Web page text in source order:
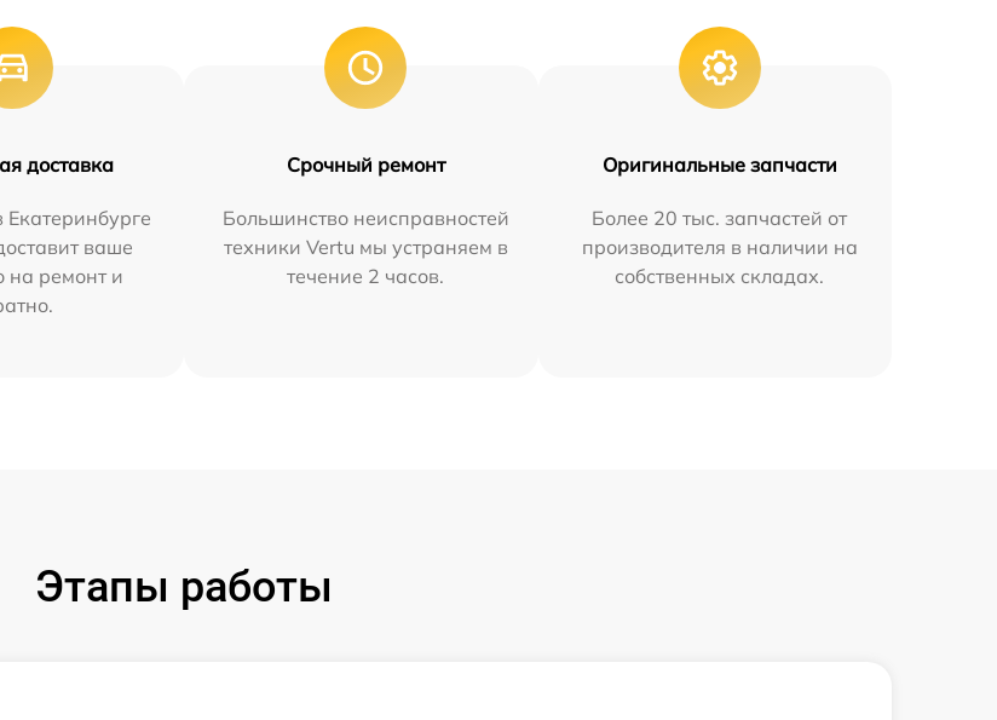
доставка
ваше
на ремонт и
Срочный ремонт
Большинство неисправностей
техники Vertu мы устраняем в
течение 2 часов.
Оригинальные запчасти
Более 20 тыс. запчастей от
производителя в наличии на
собственных складах.
Этапы работы